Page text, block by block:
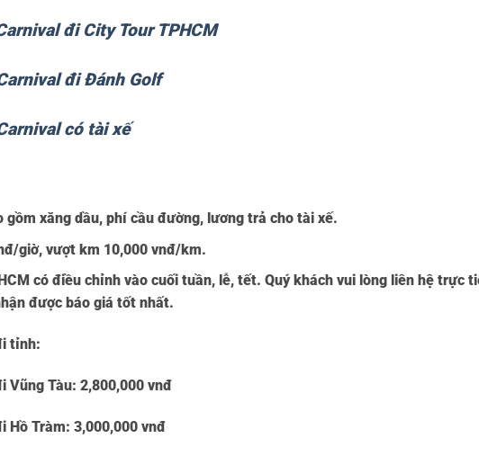
đi City Tour TPHCM
đi Đánh Golf
có tài xế
gồm xăng dầu, phí cầu đường, lương trả cho tài xế.
giờ, vượt km 10,000 vnđ/km.
có điều chỉnh vào cuối tuần, lễ, tết. Quý khách vui lòng liên hệ trực
được báo giá tốt nhất.
tỉnh:
Vũng Tàu: 2,800,000 vnđ
Hồ Tràm: 3,000,000 vnđ